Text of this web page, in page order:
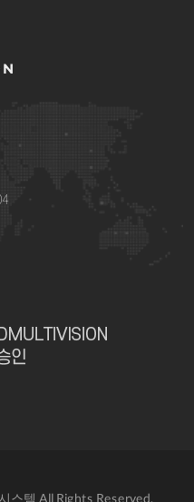
스템 All Rights Reserved.